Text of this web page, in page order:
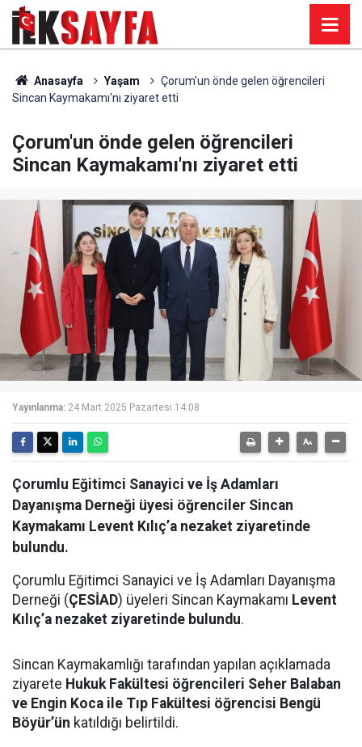
Anasayfa Yaşam
Çorum'un önde gelen öğrencileri
Sincan Kaymakamı'nı ziyaret etti
Çorum'un önde gelen öğrencileri
Sincan Kaymakamı'nı ziyaret etti
Yayınlanma: 24 Mart 2025 Pazartesi 14:08
Çorumlu Eğitimci Sanayici ve İş Adamları
Dayanışma Derneği üyesi öğrenciler Sincan
Kaymakamı Levent Kılıç’a nezaket ziyaretinde
bulundu.
Çorumlu Eğitimci Sanayici ve İş Adamları Dayanışma
Derneği (ÇESİAD) üyeleri Sincan Kaymakamı Levent
Kılıç’a nezaket ziyaretinde bulundu.
Sincan Kaymakamlığı tarafından yapılan açıklamada
ziyarete Hukuk Fakültesi öğrencileri Seher Balaban
ve Engin Koca ile Tıp Fakültesi öğrencisi Bengü
Böyür’ün katıldığı belirtildi.